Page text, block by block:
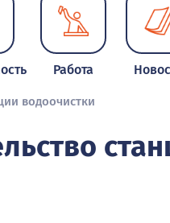
Работа
водоочистки